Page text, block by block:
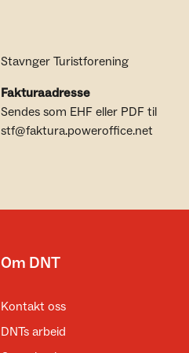
Stavnger Turistforening
Fakturaadresse
Sendes som EHF eller PDF til
stf@faktura.poweroffice.net
Om DNT
Kontakt oss
DNTs arbeid